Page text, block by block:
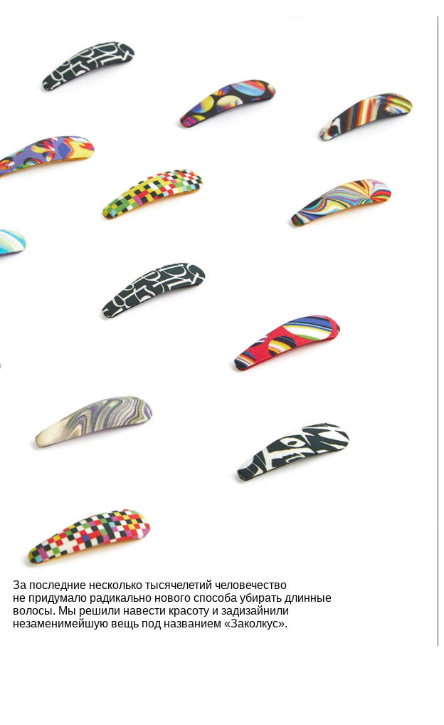
За последние несколько тысячелетий человечество
не придумало радикально нового способа убирать длинные
волосы. Мы решили навести красоту и задизайнили
незаменимейшую вещь под названием «Заколкус».